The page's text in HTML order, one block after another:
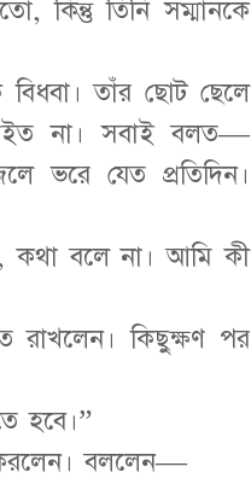
কিন্তু তিনি সম্মানকে
তাঁর ছোট ছেলে
না। সবাই বলত—
ভরে যেত প্রতিদিন।
কথা বলে না। আমি কী
রাখলেন। কিছুক্ষণ পর
হবে।”
করলেন। বললেন—